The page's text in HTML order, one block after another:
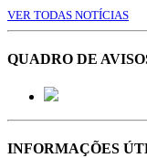
VER TODAS NOTÍCIAS
QUADRO DE
INFORMAÇÕES